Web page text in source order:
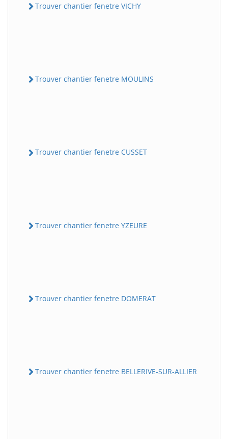
Trouver chantier fenetre VICHY
Trouver chantier fenetre MOULINS
Trouver chantier fenetre CUSSET
Trouver chantier fenetre YZEURE
Trouver chantier fenetre DOMERAT
Trouver chantier fenetre BELLERIVE-SUR-ALLIER